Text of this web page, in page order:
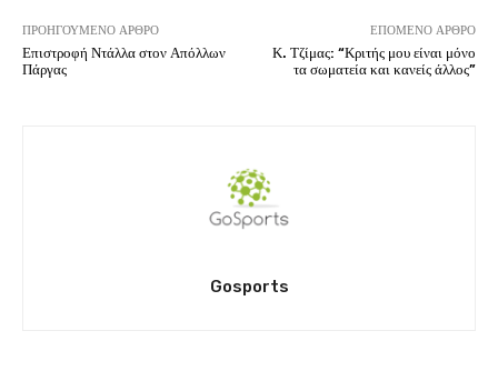
ΠΡΟΗΓΟΎΜΕΝΟ ΆΡΘΡΟ
Επιστροφή Ντάλλα στον Απόλλων
Πάργας
ΕΠΌΜΕΝΟ ΆΡΘΡΟ
Κ. Τζίμας: “Κριτής μου είναι μόνο
τα σωματεία και κανείς άλλος”
Gosports